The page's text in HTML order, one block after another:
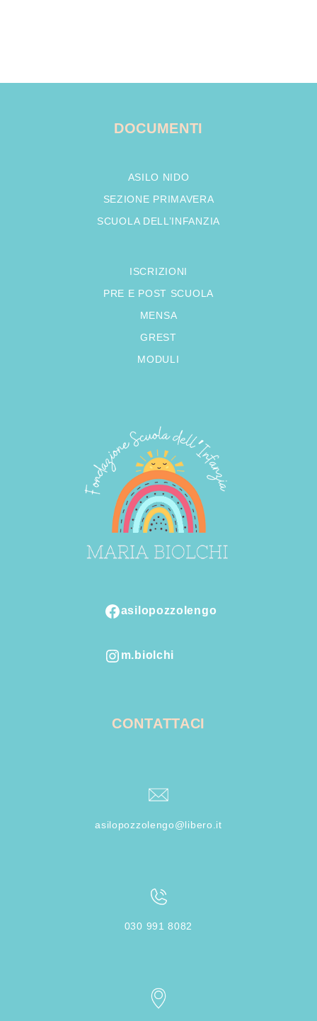
DOCUMENTI
ASILO NIDO
SEZIONE PRIMAVERA
SCUOLA DELL’INFANZIA
ISCRIZIONI
PRE E POST SCUOLA
MENSA
GREST
MODULI
Facebook asilopozzolengo
Instagram m.biolchi
CONTATTACI
asilopozzolengo@libero.it
030 991 8082